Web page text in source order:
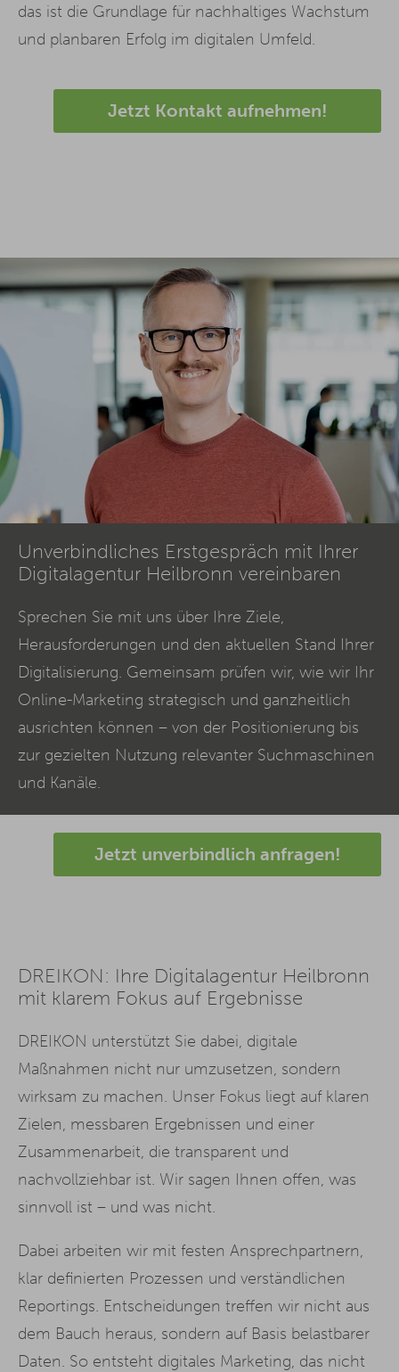
das ist die Grundlage für nachhaltiges Wachstum
und planbaren Erfolg im digitalen Umfeld.
Jetzt Kontakt aufnehmen!
Unverbindliches Erstgespräch mit Ihrer
Digitalagentur Heilbronn vereinbaren
Sprechen Sie mit uns über Ihre Ziele,
Herausforderungen und den aktuellen Stand Ihrer
Digitalisierung. Gemeinsam prüfen wir, wie wir Ihr
Online-Marketing strategisch und ganzheitlich
ausrichten können – von der Positionierung bis
zur gezielten Nutzung relevanter Suchmaschinen
und Kanäle.
Jetzt unverbindlich anfragen!
DREIKON: Ihre Digitalagentur Heilbronn
mit klarem Fokus auf Ergebnisse
DREIKON unterstützt Sie dabei, digitale
Maßnahmen nicht nur umzusetzen, sondern
wirksam zu machen. Unser Fokus liegt auf klaren
Zielen, messbaren Ergebnissen und einer
Zusammenarbeit, die transparent und
nachvollziehbar ist. Wir sagen Ihnen offen, was
sinnvoll ist – und was nicht.
Dabei arbeiten wir mit festen Ansprechpartnern,
klar definierten Prozessen und verständlichen
Reportings. Entscheidungen treffen wir nicht aus
dem Bauch heraus, sondern auf Basis belastbarer
Daten. So entsteht digitales Marketing, das nicht